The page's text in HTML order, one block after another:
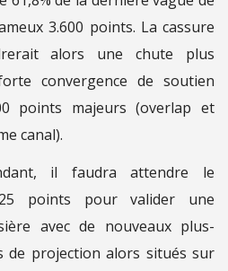
3.600 points. La cassure
alors une chute plus
convergence de soutien
points majeurs (overlap et
canal).
il faudra attendre le
points pour valider une
avec de nouveaux plus-
de projection alors situés sur